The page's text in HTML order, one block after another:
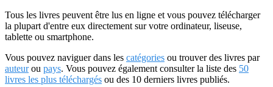
Tous les livres peuvent être lus en ligne et vous pouvez télécharger
la plupart d'entre eux directement sur votre ordinateur, liseuse,
tablette ou smartphone.
Vous pouvez naviguer dans les catégories ou trouver des livres par
auteurou pays. Vous pouvez également consulter la liste des 50
livres les plus téléchargés ou des 10 derniers livres publiés.